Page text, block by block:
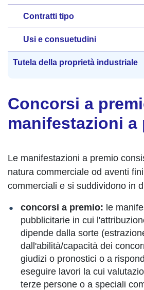
Concorsi a
manifestazioni a
Le manifestazioni a premio
natura commerciale od aventi
commerciali e si suddividono in
concorsi a premio: le
pubblicitarie in cui
dipende dalla sorte
dall'abilità/capacità dei
giudizi o pronostici o a
eseguire lavori la cui
terze persone o a speciali
Contratti tipo
Usi e consuetudini
Tutela della proprietà industriale